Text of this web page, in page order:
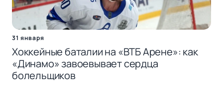
31 января
Хоккейные баталии на «ВТБ Арене»: как
«Динамо» завоевывает сердца
болельщиков